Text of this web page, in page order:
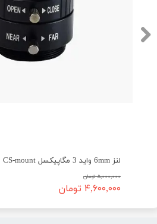
لنز 6mm واید 3 مگاپیکسل CS-mount
۵,۰۰۰,۰۰۰ تومان
۴,۶۰۰,۰۰۰ تومان